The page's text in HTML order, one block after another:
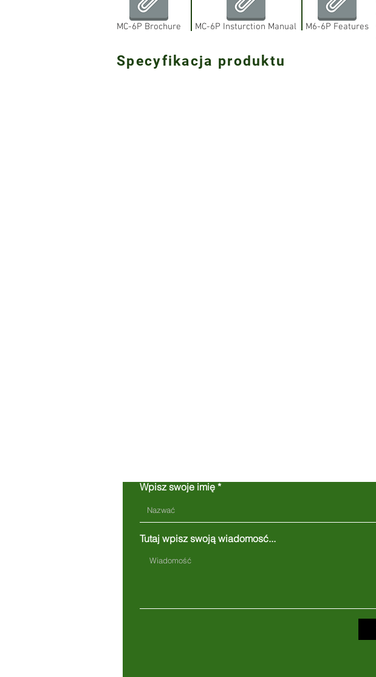
MC-6P Insturction Manual
MC-6P Brochure M6-6P Features
Specyfikacja produktu
Wpisz swoje imię
Tutaj wpisz swoją wiadomosć...